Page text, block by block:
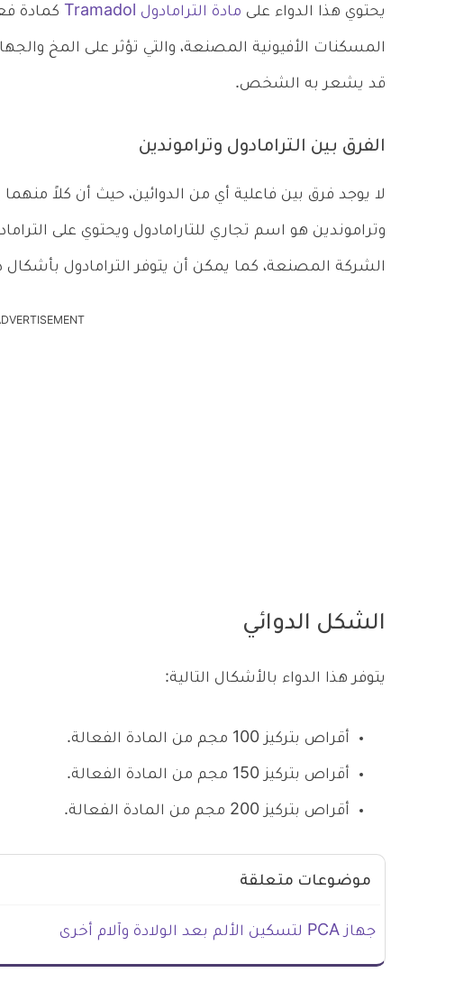
يحتوي هذا الدواء على مادة الترامادول Tramadol كمادة
المسكنات الأفيونية المصنعة، والتي تؤثر على المخ
قد يشعر به الشخص.
الفرق بين الترامادول وتراموندين
لا يوجد فرق بين فاعلية أي من الدوائين، حيث أن كلاً
وتراموندين هو اسم تجاري للتارامادول ويحتوي على
الشركة المصنعة، كما يمكن أن يتوفر الترامادول بأشكال
الشكل الدوائي
يتوفر هذا الدواء بالأشكال التالية:
أقراص بتركيز 100 مجم من المادة الفعالة.
أقراص بتركيز 150 مجم من المادة الفعالة.
أقراص بتركيز 200 مجم من المادة الفعالة.
موضوعات متعلقة
جهاز PCA لتسكين الألم بعد الولادة وآلام أخرى